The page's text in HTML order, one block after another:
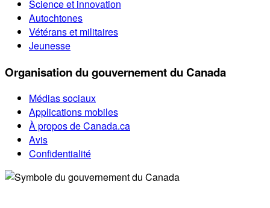
Science et innovation
Autochtones
Vétérans et militaires
Jeunesse
Organisation du gouvernement du Canada
Médias sociaux
Applications mobiles
À propos de Canada.ca
Avis
Confidentialité